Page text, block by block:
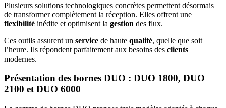
Plusieurs solutions technologiques concrètes permettent désormais
de transformer complètement la réception. Elles offrent une
flexibilité inédite et optimisent la gestion des flux.
Ces outils assurent un service de haute qualité, quelle que soit
l’heure. Ils répondent parfaitement aux besoins des clients
modernes.
Présentation des bornes DUO : DUO 1800, DUO
2100 et DUO 6000